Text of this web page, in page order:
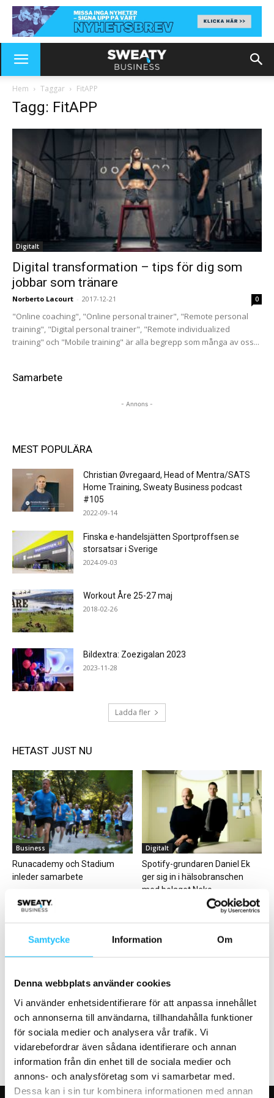
Samtycke Information Om
Denna webbplats använder cookies
Vi använder enhetsidentifierare för att anpassa innehållet
och annonserna till användarna, tillhandahålla funktioner
för sociala medier och analysera vår trafik. Vi
vidarebefordrar även sådana identifierare och annan
information från din enhet till de sociala medier och
annons- och analysföretag som vi samarbetar med.
Dessa kan i sin tur kombinera informationen med annan
Hem Taggar FitAPP
Tagg: FitAPP
Digitalt
Digital transformation – tips för dig som
jobbar som tränare
Norberto Lacourt - 2017-12-21 0
"Online coaching", "Online personal trainer", "Remote personal
training", "Digital personal trainer", "Remote individualized
training" och "Mobile training" är alla begrepp som många av oss...
Samarbete
- Annons -
MEST POPULÄRA
Christian Øvregaard, Head of Mentra/SATS
Home Training, Sweaty Business podcast
#105
2022-09-14
Finska e-handelsjätten Sportproffsen.se
storsatsar i Sverige
2024-09-03
Workout Åre 25-27 maj
2018-02-26
Bildextra: Zoezigalan 2023
2023-11-28
Ladda fler
HETAST JUST NU
Business
Runacademy och Stadium
inleder samarbete
Digitalt
Spotify-grundaren Daniel Ek
ger sig in i hälsobranschen
med bolaget Neko...
Business
Clarion Hotel Sign – ett
hotellgym utöver det vanliga
Hälsa
Svenskarnas hälsa försämrad
– varannan rör på sig mindre